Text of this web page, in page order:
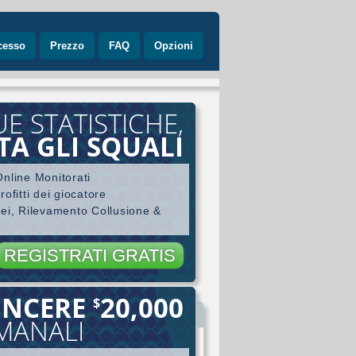
Prezzo FAQ Opzioni
STATISTICHE,
GLI SQUALI
Monitorati
dei giocatore
Rilevamento Collusione &
REGISTRATI GRATIS
$20,000